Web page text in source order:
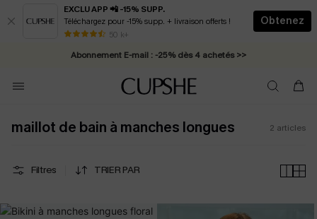
EXCLU APP 📲 -15% SUPP.
Téléchargez pour -15% supp. + livraison offerts !
50 k+
Obtenez
* Livraison éclair 2-3 jours ouvrés >>
Abonnement E-mail : -25% dès 4 achetés >>
maillot de bain à manches longues 2 articles
Filtres TRIER PAR